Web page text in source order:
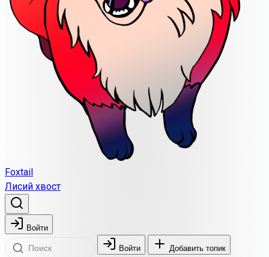
Foxtail
Лисий хвост
Войти
Войти Добавить топик